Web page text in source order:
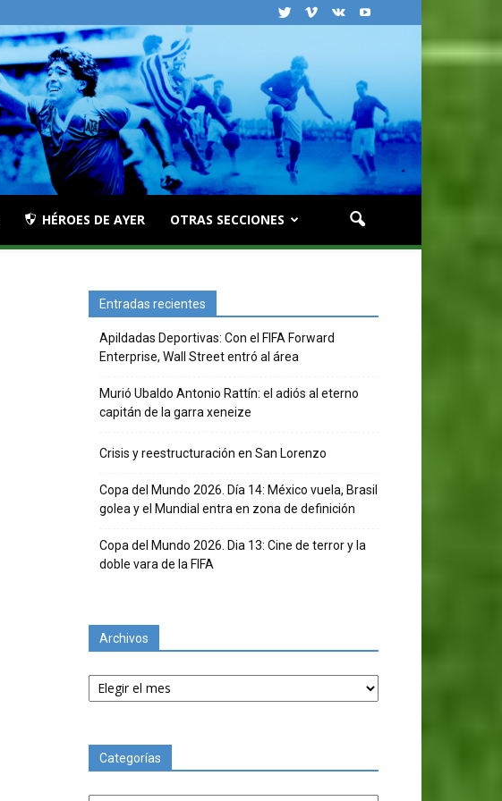
HÉROES DE AYER OTRAS SECCIONES
Entradas recientes
Apildadas Deportivas: Con el FIFA Forward
Enterprise, Wall Street entró al área
Murió Ubaldo Antonio Rattín: el adiós al eterno
capitán de la garra xeneize
Crisis y reestructuración en San Lorenzo
Copa del Mundo 2026. Día 14: México vuela, Brasil
golea y el Mundial entra en zona de definición
Copa del Mundo 2026. Dia 13: Cine de terror y la
doble vara de la FIFA
Archivos
Archivos
Categorías
Categorías